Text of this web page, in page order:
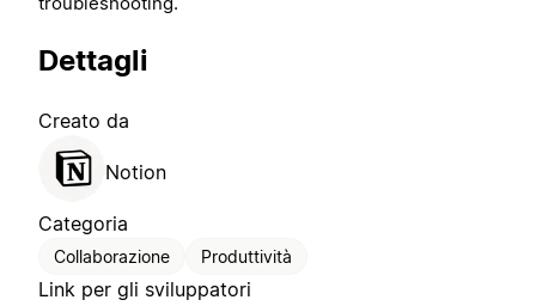
Dettagli
Creato da
Notion
Categoria
Collaborazione Produttività
Link per gli sviluppatori